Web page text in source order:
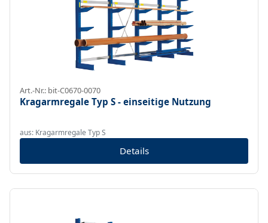
Art.-Nr.: bit-C0670-0070
Kragarmregale Typ S - einseitige Nutzung
aus: Kragarmregale Typ S
Details